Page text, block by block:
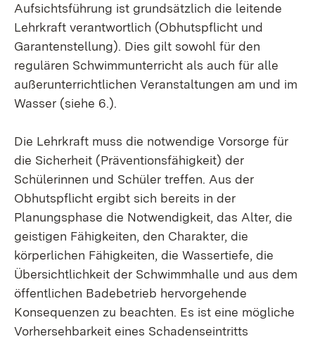
Aufsichtsführung ist grundsätzlich die leitende
Lehrkraft verantwortlich (Obhutspflicht und
Garantenstellung). Dies gilt sowohl für den
regulären Schwimmunterricht als auch für alle
außerunterrichtlichen Veranstaltungen am und im
Wasser (siehe 6.).
Die Lehrkraft muss die notwendige Vorsorge für
die Sicherheit (Präventionsfähigkeit) der
Schülerinnen und Schüler treffen. Aus der
Obhutspflicht ergibt sich bereits in der
Planungsphase die Notwendigkeit, das Alter, die
geistigen Fähigkeiten, den Charakter, die
körperlichen Fähigkeiten, die Wassertiefe, die
Übersichtlichkeit der Schwimmhalle und aus dem
öffentlichen Badebetrieb hervorgehende
Konsequenzen zu beachten. Es ist eine mögliche
Vorhersehbarkeit eines Schadenseintritts